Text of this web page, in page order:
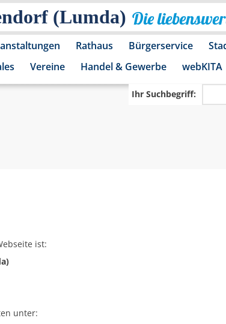
(Lumda) Die
Rathaus Bürgerservice
Vereine Handel & Gewerbe webKITA
Ihr Suchbegriff:
ist:
unter: